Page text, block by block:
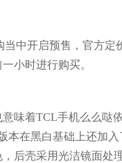
中开启预售，官方
小时进行购买。
味着TCL手机么么
本在黑白基础上还加
后壳采用光洁镜面处